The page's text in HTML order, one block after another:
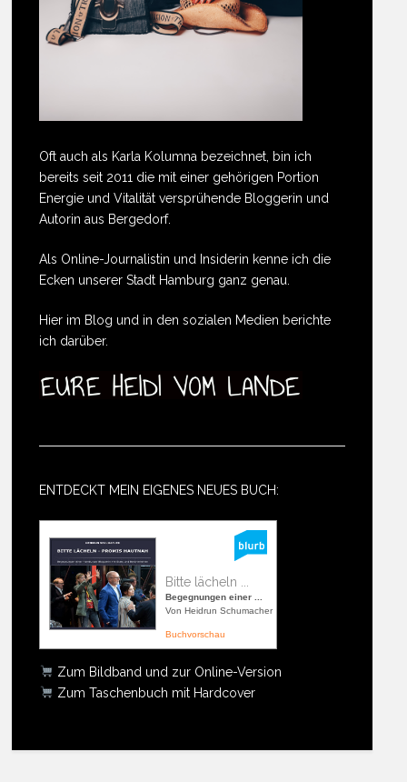
Oft auch als Karla Kolumna bezeichnet, bin ich
bereits seit 2011 die mit einer gehörigen Portion
Energie und Vitalität versprühende Bloggerin und
Autorin aus Bergedorf.
Als Online-Journalistin und Insiderin kenne ich die
Ecken unserer Stadt Hamburg ganz genau.
Hier im Blog und in den sozialen Medien berichte
ich darüber.
ENTDECKT MEIN EIGENES NEUES BUCH:
Bitte lächeln ...
Begegnungen einer ...
Von Heidrun Schumacher
Buchvorschau
Zum Bildband und zur Online-Version
Zum Taschenbuch mit Hardcover